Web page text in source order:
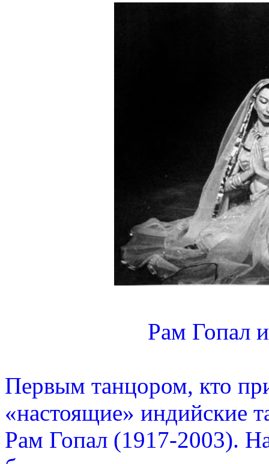
Рам Гопал
Первым танцором, кто
«настоящие» индийские
Рам Гопал (1917-2003).